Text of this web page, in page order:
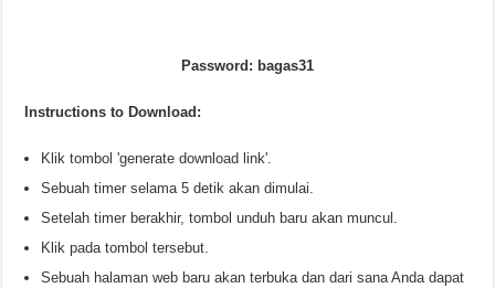
Password: bagas31
Instructions to Download:
Klik tombol 'generate download link'.
Sebuah timer selama 5 detik akan dimulai.
Setelah timer berakhir, tombol unduh baru akan muncul.
Klik pada tombol tersebut.
Sebuah halaman web baru akan terbuka dan dari sana Anda dapat